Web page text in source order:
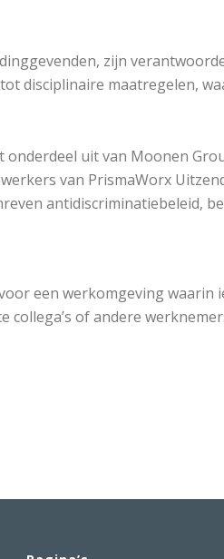
zijn
disciplinaire maatregelen,
onderdeel uit van Moonen
van PrismaWorx
antidiscriminatiebeleid,
een werkomgeving
collega’s of andere